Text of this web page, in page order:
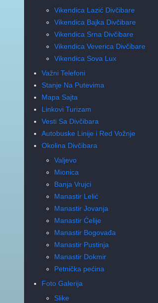
Vikendica Lazić Divčibare
Vikendica Bajka Divčibare
Vikendica Srna Divčibare
Vikendica Veverica Divčibare
Vikendica Sova Lux
Važni Telefoni
Stanje Na Putevima
Mapa Sajta
Linkovi Turizam
Vesti Sa Divčibara
Autobuske Linije i Red Vožnje
Okolina Divčibara
Valjevo
Mionica
Banja Vrujci
Manastir Lelić
Manastir Jovanja
Manastir Ćelije
Manastir Bogovađa
Manastir Pustinja
Manastir Dokmir
Petnička pećina
Foto Galerija
Slike